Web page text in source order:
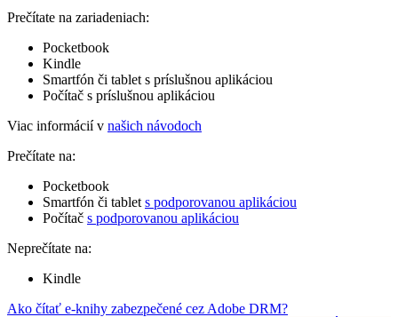
Prečítate na zariadeniach:
Pocketbook
Kindle
Smartfón či tablet s príslušnou aplikáciou
Počítač s príslušnou aplikáciou
Viac informácií v našich návodoch
Prečítate na:
Pocketbook
Smartfón či tablet s podporovanou aplikáciou
Počítač s podporovanou aplikáciou
Neprečítate na:
Kindle
Ako čítať e-knihy zabezpečené cez Adobe DRM?